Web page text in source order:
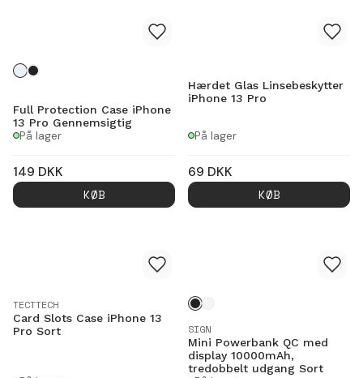
Full Protection Case iPhone
13 Pro Gennemsigtig
På lager
149 DKK
KØB
Hærdet Glas Linsebeskytter
iPhone 13 Pro
På lager
69 DKK
KØB
TECTTECH
Card Slots Case iPhone 13
Pro Sort
SIGN
Mini Powerbank QC med
display 10000mAh,
tredobbelt udgang Sort